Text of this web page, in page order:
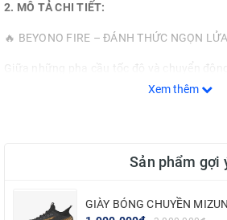
2. MÔ TẢ CHI TIẾT:
🔥 BEYONO FIRE – ĐÁNH THỨC NGỌN
Giữa những pha cầu tốc độ và chuyển
nghỉ, thứ giữ cho vận động viên luôn bền
💥 Beyono FIRE – đôi giày cầu lông được
🔍 Vì sao FIRE là “ngọn lửa” bạn cần trên
Xem thêm
Sản phẩm gợi